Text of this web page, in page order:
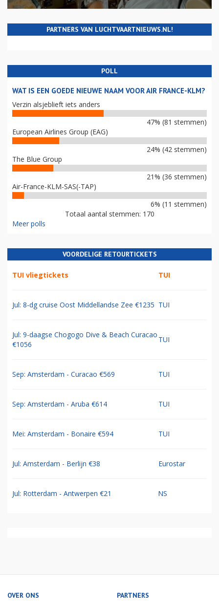
PARTNERS VAN LUCHTVAARTNIEUWS.NL!
POLL
WAT IS EEN GOEDE NIEUWE NAAM VOOR AIR FRANCE-KLM?
Verzin alsjeblieft iets anders
47% (81 stemmen)
European Airlines Group (EAG)
24% (42 stemmen)
The Blue Group
21% (36 stemmen)
Air-France-KLM-SAS(-TAP)
6% (11 stemmen)
Totaal aantal stemmen: 170
Meer polls
VOORDELIGE RETOURTICKETS
TUI vliegtickets TUI
Jul: 8-dg cruise Oost Middellandse Zee €1235 TUI
Jul: 9-daagse Chogogo Dive & Beach Curacao
€1056
TUI
Sep: Amsterdam - Curacao €569 TUI
Sep: Amsterdam - Aruba €614 TUI
Mei: Amsterdam - Bonaire €594 TUI
Jul: Amsterdam - Berlijn €38 Eurostar
Jul: Rotterdam - Antwerpen €21 NS
OVER ONS PARTNERS